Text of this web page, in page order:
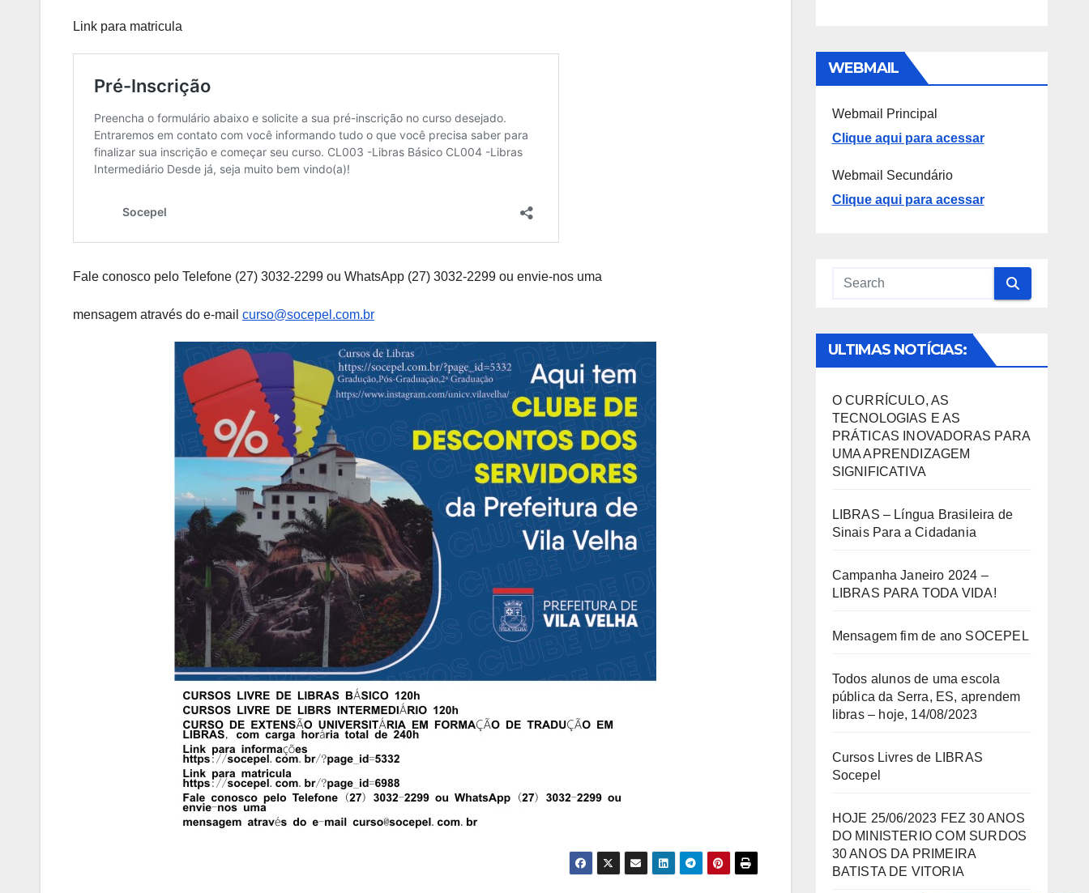
Link para matricula
Fale conosco pelo Telefone (27) 3032-2299 ou WhatsApp (27) 3032-2299 ou envie-nos uma
mensagem através do e-mail curso@socepel.com.br
WEBMAIL
Webmail Principal
Clique aqui para acessar
Webmail Secundário
Clique aqui para acessar
ULTIMAS NOTÍCIAS:
O CURRÍCULO, AS
TECNOLOGIAS E AS
PRÁTICAS INOVADORAS PARA
UMA APRENDIZAGEM
SIGNIFICATIVA
LIBRAS – Língua Brasileira de
Sinais Para a Cidadania
Campanha Janeiro 2024 –
LIBRAS PARA TODA VIDA!
Mensagem fim de ano SOCEPEL
Todos alunos de uma escola
pública da Serra, ES, aprendem
libras – hoje, 14/08/2023
Cursos Livres de LIBRAS
Socepel
HOJE 25/06/2023 FEZ 30 ANOS
DO MINISTERIO COM SURDOS
30 ANOS DA PRIMEIRA
BATISTA DE VITORIA